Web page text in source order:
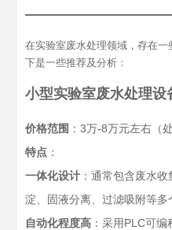
在实验室废水处理领域，存在
下是一些推荐及分析：
小型实验室废水处理设
价格范围 ：3万-8万元左右（
特点 ：
一体化设计 ：通常包含废水
淀、固液分离、过滤吸附等多
自动化程度高 ：采用PLC可